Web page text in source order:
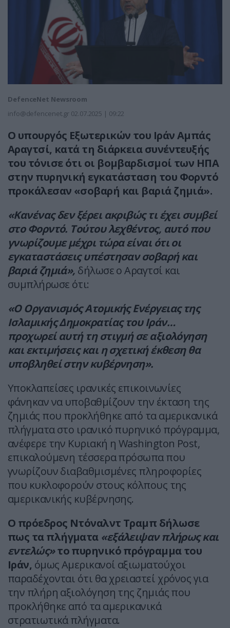
DefenceNet Newsroom
info@defencenet.gr 02.07.2025 | 09:22
Ο υπουργός Εξωτερικών του Ιράν Αμπάς
Αραγτσί, κατά τη διάρκεια συνέντευξής
του τόνισε ότι οι βομβαρδισμοί των ΗΠΑ
στην πυρηνική εγκατάσταση του Φορντό
προκάλεσαν «σοβαρή και βαριά ζημιά».
«Κανένας δεν ξέρει ακριβώς τι έχει συμβεί
στο Φορντό. Τούτου λεχθέντος, αυτό που
γνωρίζουμε μέχρι τώρα είναι ότι οι
εγκαταστάσεις υπέστησαν σοβαρή και
βαριά ζημιά», δήλωσε ο Αραγτσί και
συμπλήρωσε ότι:
«Ο Οργανισμός Ατομικής Ενέργειας της
Ισλαμικής Δημοκρατίας του Ιράν…
προχωρεί αυτή τη στιγμή σε αξιολόγηση
και εκτιμήσεις και η σχετική έκθεση θα
υποβληθεί στην κυβέρνηση».
Υποκλαπείσες ιρανικές επικοινωνίες
φάνηκαν να υποβαθμίζουν την έκταση της
ζημιάς που προκλήθηκε από τα αμερικανικά
πλήγματα στο ιρανικό πυρηνικό πρόγραμμα,
ανέφερε την Κυριακή η Washington Post,
επικαλούμενη τέσσερα πρόσωπα που
γνωρίζουν διαβαθμισμένες πληροφορίες
που κυκλοφορούν στους κόλπους της
αμερικανικής κυβέρνησης.
Ο πρόεδρος Ντόναλντ Τραμπ δήλωσε
πως τα πλήγματα«εξάλειψαν πλήρως και
εντελώς»το πυρηνικό πρόγραμμα του
Ιράν, όμως Αμερικανοί αξιωματούχοι
παραδέχονται ότι θα χρειαστεί χρόνος για
την πλήρη αξιολόγηση της ζημιάς που
προκλήθηκε από τα αμερικανικά
στρατιωτικά πλήγματα.